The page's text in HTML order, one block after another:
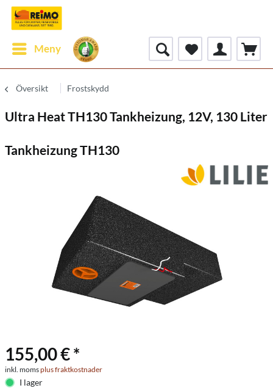
Meny
Översikt Frostskydd
Ultra Heat TH130 Tankheizung, 12V, 130 Liter
Tankheizung TH130
155,00 € *
inkl. momsplus fraktkostnader
I lager